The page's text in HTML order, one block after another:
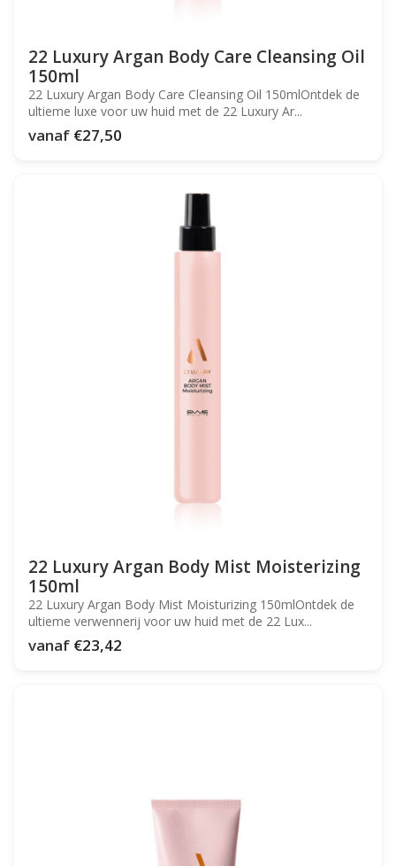
22 Luxury Argan Body Care Cleansing Oil
150ml
22 Luxury Argan Body Care Cleansing Oil 150mlOntdek de
ultieme luxe voor uw huid met de 22 Luxury Ar...
vanaf €27,50
22 Luxury Argan Body Mist Moisterizing
150ml
22 Luxury Argan Body Mist Moisturizing 150mlOntdek de
ultieme verwennerij voor uw huid met de 22 Lux...
vanaf €23,42